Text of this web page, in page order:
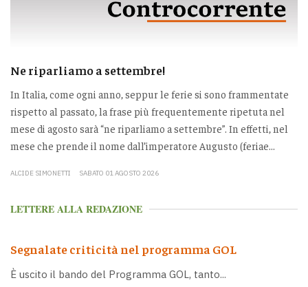
Ne riparliamo a settembre!
In Italia, come ogni anno, seppur le ferie si sono frammentate
rispetto al passato, la frase più frequentemente ripetuta nel
mese di agosto sarà “ne riparliamo a settembre”. In effetti, nel
mese che prende il nome dall’imperatore Augusto (feriae...
ALCIDE SIMONETTI SABATO 01 AGOSTO 2026
LETTERE ALLA REDAZIONE
Segnalate criticità nel programma GOL
È uscito il bando del Programma GOL, tanto...